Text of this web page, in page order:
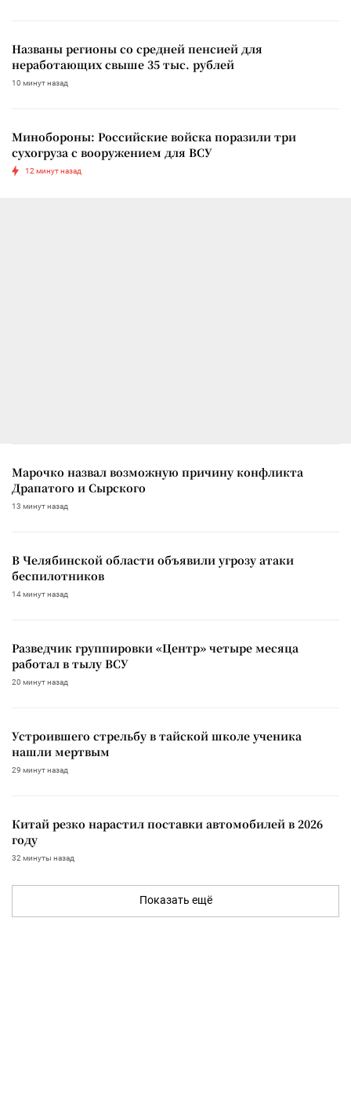
Названы регионы со средней пенсией для
неработающих свыше 35 тыс. рублей
10 минут назад
Минобороны: Российские войска поразили три
сухогруза с вооружением для ВСУ
12 минут назад
Марочко назвал возможную причину конфликта
Драпатого и Сырского
13 минут назад
В Челябинской области объявили угрозу атаки
беспилотников
14 минут назад
Разведчик группировки «Центр» четыре месяца
работал в тылу ВСУ
20 минут назад
Устроившего стрельбу в тайской школе ученика
нашли мертвым
29 минут назад
Китай резко нарастил поставки автомобилей в 2026
году
32 минуты назад
Показать ещё